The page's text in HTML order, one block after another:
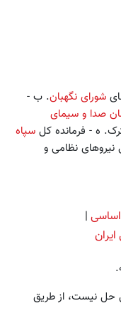
شورای‏ نگهبان‏. ب‏ -
صدا و سیمای
ه‏ - فرمانده‏ کل‏ سپاه‏
نیروهای‏ نظامی‏ و
اساسی |
حل‏ نیست‏، از طریق‏